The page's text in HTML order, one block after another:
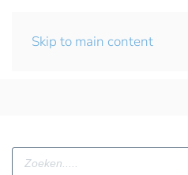
Skip to main content
Producten